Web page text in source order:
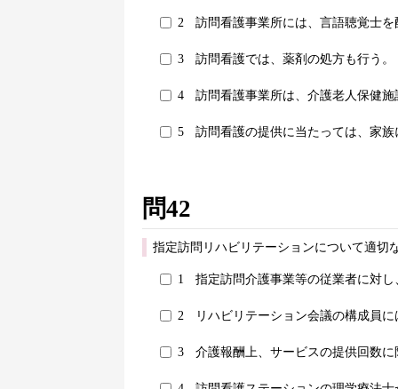
2 訪問看護事業所には、言語聴覚士
3 訪問看護では、薬剤の処方も行う。
4 訪問看護事業所は、介護老人保健
5 訪問看護の提供に当たっては、家
問42
指定訪問リハビリテーションについて適切
1 指定訪問介護事業等の従業者に対
2 リハビリテーション会議の構成員
3 介護報酬上、サービスの提供回数